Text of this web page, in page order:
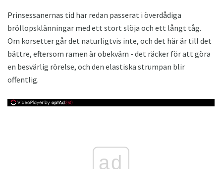
Prinsessanernas tid har redan passerat i överdådiga
bröllopsklänningar med ett stort slöja och ett långt tåg.
Om korsetter går det naturligtvis inte, och det här är till det
bättre, eftersom ramen är obekväm - det räcker för att göra
en besvärlig rörelse, och den elastiska strumpan blir
offentlig.
ad